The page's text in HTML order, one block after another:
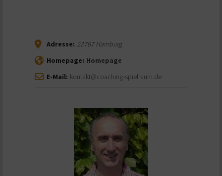
Adresse: 22767Hamburg
Homepage: Homepage
E-Mail: kontakt@coaching-spielraum.de